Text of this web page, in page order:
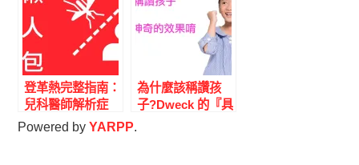
預防最新觀念
登革熱完整指南：
兒科醫師解析症
狀、就醫時機、防
蚊與最新疫苗進度
為什麼該稱讚孩
子?Dweck 的『具
Powered byYARPP.